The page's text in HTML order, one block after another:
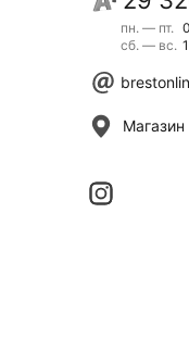
пн. — пт.
сб. — вс.
Магазин